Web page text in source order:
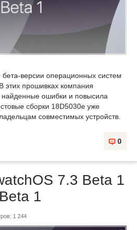
версии операционных систем
этих прошивках компания
ошибки и повысила
сборки 18D5030e уже
совместимых устройств.
0
7.3 Beta 1
1
1 244